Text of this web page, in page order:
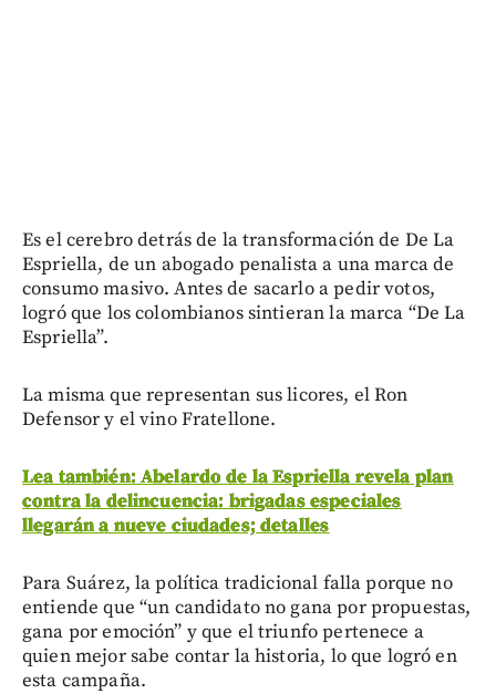
Es el cerebro detrás de la transformación de De La
Espriella, de un abogado penalista a una marca de
consumo masivo. Antes de sacarlo a pedir votos,
logró que los colombianos sintieran la marca “De La
Espriella”.
La misma que representan sus licores, el Ron
Defensor y el vino Fratellone.
Lea también: Abelardo de la Espriella revela plan
contra la delincuencia: brigadas especiales
llegarán a nueve ciudades; detalles
Para Suárez, la política tradicional falla porque no
entiende que “un candidato no gana por propuestas,
gana por emoción” y que el triunfo pertenece a
quien mejor sabe contar la historia, lo que logró en
esta campaña.